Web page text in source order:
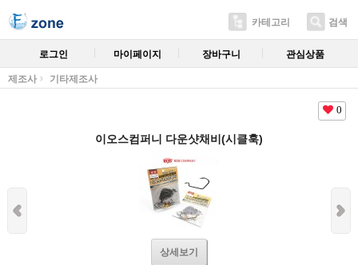
카테고리 검색
로그인 마이페이지 장바구니 관심상품
제조사 기타제조사
0
이오스컴퍼니 다운샷채비(시클훅)
상세보기